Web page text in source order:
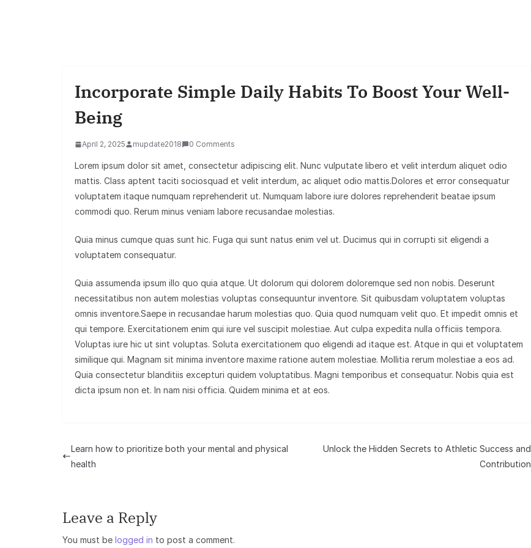
Incorporate Simple Daily Habits To Boost Your Well-
Being
April 2, 2025 mupdate2018 0 Comments
Lorem ipsum dolor sit amet, consectetur adipiscing elit. Nunc vulputate libero et velit interdum aliquet odio
mattis. Class aptent taciti sociosquad et velit interdum, ac aliquet odio mattis.Dolores et error consequatur
voluptatem itaque numquam reprehenderit ut. Numquam labore iure dolores reprehenderit beatae ipsum
commodi quo. Rerum minus veniam labore recusandae molestias.
Quia minus cumque quas sunt hic. Fuga qui sunt natus enim vel ut. Ducimus qui in corrupti sit eligendi a
voluptatem consequatur.
Quia assumenda ipsum illo quo quia atque. Ut dolorum qui dolorem doloremque sed non nobis. Deserunt
necessitatibus non autem molestias voluptas consequuntur inventore. Sit quibusdam voluptatem voluptas
omnis inventore.Saepe in recusandae harum molestias quo. Quia quod numquam velit quo. Et impedit omnis et
qui tempore. Exercitationem enim qui iure vel suscipit molestiae. Aut culpa expedita nulla officiis tempora.
Voluptas iure hic ut sint voluptas. Soluta exercitationem quo eligendi ad itaque est. Atque in qui et voluptatem
similique qui. Magnam sit minima inventore maxime ratione autem molestiae. Mollitia rerum molestiae a eos ad.
Quia consectetur blanditiis excepturi quidem voluptatibus. Magni temporibus et consequatur. Nobis quia est
dicta ipsum non et. In nam nisi officia. Quidem minima et at eos.
Learn how to prioritize both your mental and physical
health
Unlock the Hidden Secrets to Athletic Success and
Contribution
Leave a Reply
You must be logged in to post a comment.